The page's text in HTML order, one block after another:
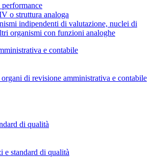
o struttura analoga
indipendenti di valutazione, nuclei di
organismi con funzioni analoghe
e contabile
di revisione amministrativa e contabile
di qualità
e standard di qualità